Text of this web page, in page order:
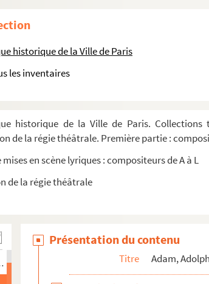
historique de la Ville de Paris
les inventaires
historique de la Ville de Paris.
de la régie théâtrale. Première partie :
mises en scène lyriques : compositeurs de A à L
de la régie théâtrale
: opéra-comique en 3actes. Paroles d'Adolphe
: opéra-comique en 3 actes.Paroles d'Adolphe de
comique en 3 actes.Paroles d'Eugène Scribe et
Présentation du contenu
Titre Adam,